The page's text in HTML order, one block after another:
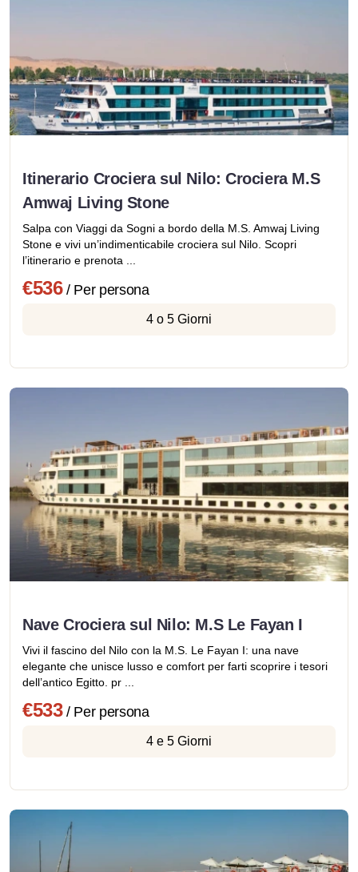
Itinerario Crociera sul Nilo: Crociera M.S
Amwaj Living Stone
Salpa con Viaggi da Sogni a bordo della M.S. Amwaj Living
Stone e vivi un’indimenticabile crociera sul Nilo. Scopri
l’itinerario e prenota ...
€536/ Per persona
4 o 5 Giorni
Nave Crociera sul Nilo: M.S Le Fayan I
Vivi il fascino del Nilo con la M.S. Le Fayan I: una nave
elegante che unisce lusso e comfort per farti scoprire i tesori
dell’antico Egitto. pr ...
€533/ Per persona
4 e 5 Giorni